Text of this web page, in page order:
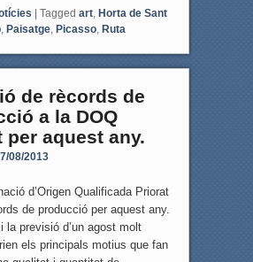
c
e
b
o
o
i
t
t
e
r
| Tagged art, Horta de Sant
, Paisatge, Picasso, Ruta
de rècords de
a la DOQ
per aquest any.
08/2013
d’Origen Qualificada Priorat
de producció per aquest any.
i la previsió d’un agost molt
els principals motius que fan